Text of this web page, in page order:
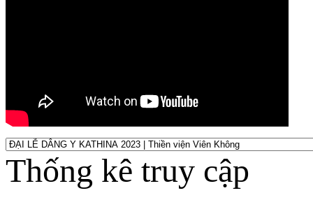
Thống kê truy cập